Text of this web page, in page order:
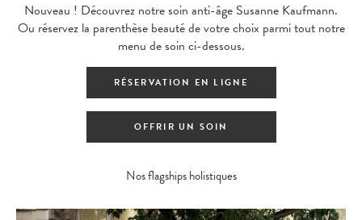
Nouveau ! Découvrez notre soin anti-âge Susanne Kaufmann.
Ou réservez la parenthèse beauté de votre choix parmi tout notre
menu de soin ci-dessous.
RÉSERVATION EN LIGNE
OFFRIR UN SOIN
Nos flagships holistiques